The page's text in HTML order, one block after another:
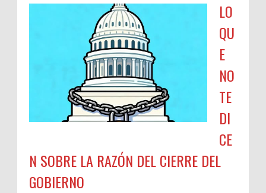
LO
QU
E
NO
TE
DI
CE
N SOBRE LA RAZÓN DEL CIERRE DEL
GOBIERNO